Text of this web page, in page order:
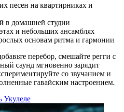
песен на квартирниках и
в домашней студии
и небольших ансамблях
основам ритма и гармонии
перебор, смешайте регги с
саунд мгновенно зарядит
со звучанием и
гавайским настроением.
Укулеле